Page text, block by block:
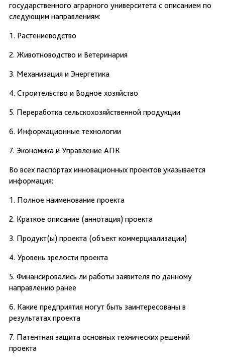
государственного аграрного университета с описанием по
следующим направлениям:
1. Растениеводство
2. Животноводство и Ветеринария
3. Механизация и Энергетика
4. Строительство и Водное хозяйство
5. Переработка сельскохозяйственной продукции
6. Информационные технологии
7. Экономика и Управление АПК
Во всех паспортах инновационных проектов указывается
информация:
1. Полное наименование проекта
2. Краткое описание (аннотация) проекта
3. Продукт(ы) проекта (объект коммерциализации)
4. Уровень зрелости проекта
5. Финансировались ли работы заявителя по данному
направлению ранее
6. Какие предприятия могут быть заинтересованы в
результатах проекта
7. Патентная защита основных технических решений
проекта